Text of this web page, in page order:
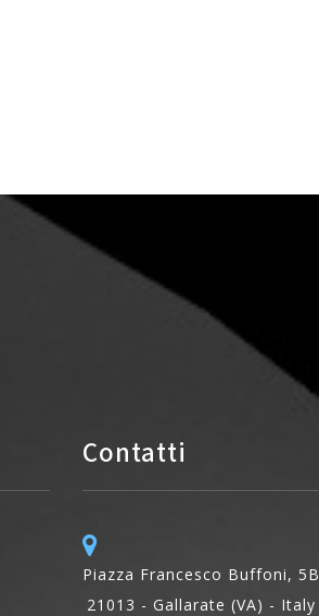
Contatti
Piazza Francesco Buffoni, 5B
21013 - Gallarate (VA) - Italy